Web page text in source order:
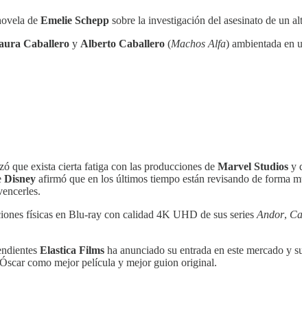
de Emelie Schepp sobre la investigación del asesinato de un
Caballero y Alberto Caballero (Machos Alfa) ambientada en
que exista cierta fatiga con las producciones de Marvel Studios y
Disney afirmó que en los últimos tiempo están revisando de forma
físicas en Blu-ray con calidad 4K UHD de sus series Andor,
Elastica Films ha anunciado su entrada en este mercado y
como mejor película y mejor guion original.